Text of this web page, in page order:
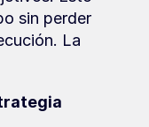
sin perder
La